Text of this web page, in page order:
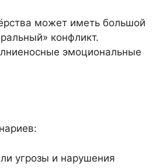
может иметь большой
конфликт.
эмоциональные
угрозы и нарушения